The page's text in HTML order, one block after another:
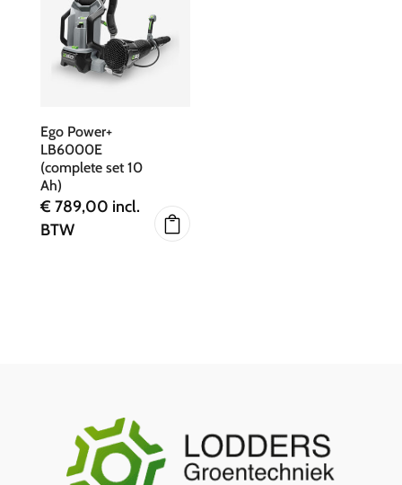
Ego Power+
LB6000E
(complete set 10
Ah)
€ 789,00 incl.
BTW